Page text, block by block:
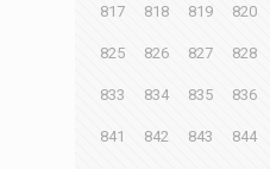
817 818 819 820
825 826 827 828
833 834 835 836
841 842 843 844